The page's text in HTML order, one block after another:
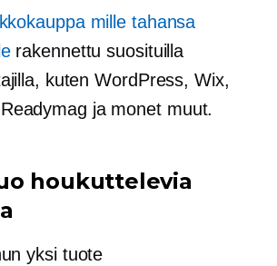
mille tahansa
rakennettu suosituilla
kuten WordPress, Wix,
ja monet muut.
houkuttelevia
yksi tuote